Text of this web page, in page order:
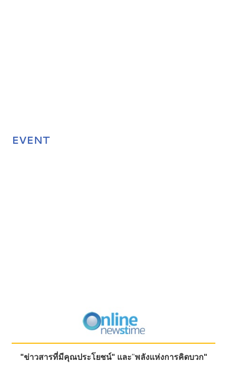
EVENT
"ข่าวสารที่มีคุณประโยชน์" และ"พลังแห่งการคิดบวก"